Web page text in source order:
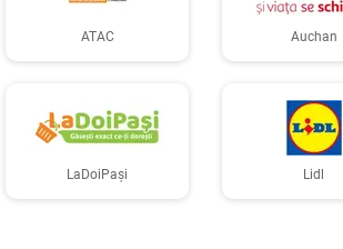
ATAC Auchan
LaDoiPași Lidl